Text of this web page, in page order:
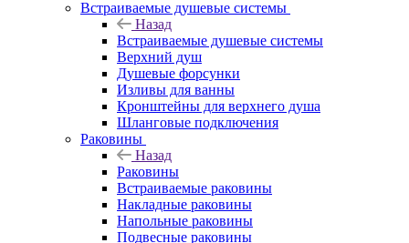
Встраиваемые душевые системы
Назад
Встраиваемые душевые системы
Верхний душ
Душевые форсунки
Изливы для ванны
Кронштейны для верхнего душа
Шланговые подключения
Раковины
Назад
Раковины
Встраиваемые раковины
Накладные раковины
Напольные раковины
Подвесные раковины